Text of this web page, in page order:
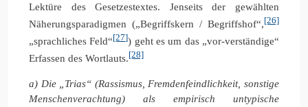
Lektüre des Gesetzestextes. Jenseits der gewählten
Näherungsparadigmen („Begriffskern / Begriffshof“,[26]
„sprachliches Feld“[27]) geht es um das „vor-verständige“
Erfassen des Wortlauts.[28]
a) Die „Trias“ (Rassismus, Fremdenfeindlichkeit, sonstige
Menschenverachtung) als empirisch untypische